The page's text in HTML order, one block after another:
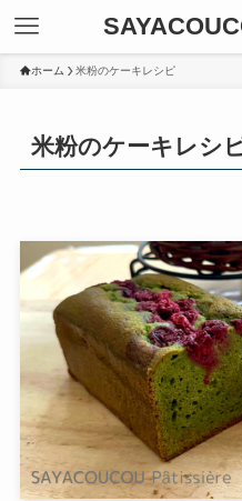
ホーム 米粉のケーキレシピ
米粉のケーキレシ